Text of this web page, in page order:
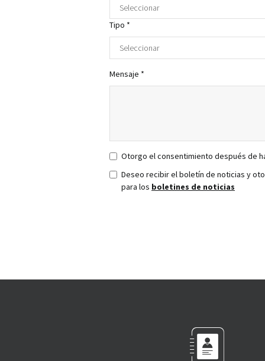
Tipo *
Mensaje *
Otorgo el consentimiento después de
Deseo recibir el boletín de noticias y
para los boletines de noticias